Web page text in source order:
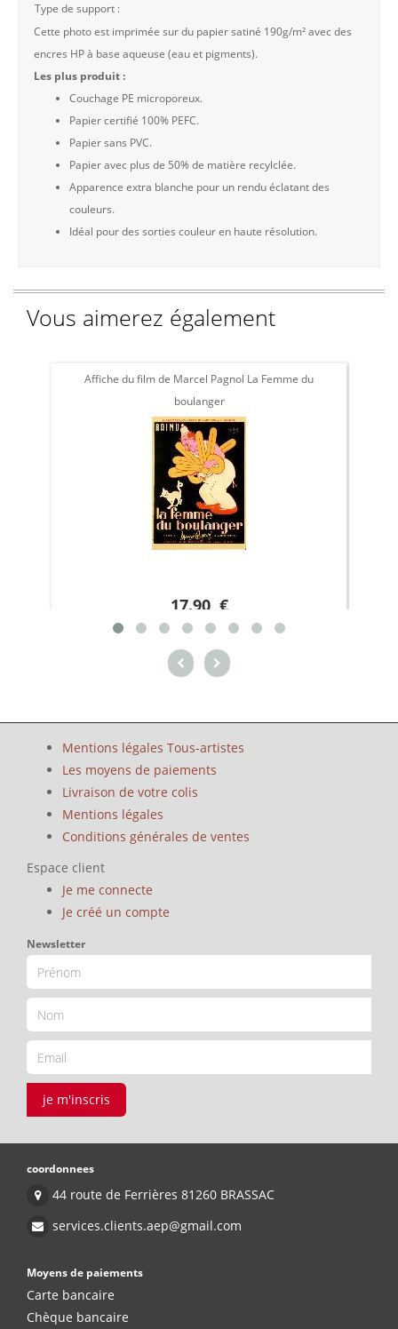
Type de support :
Cette photo est imprimée sur du papier satiné 190g/m² avec des
encres HP à base aqueuse (eau et pigments).
Les plus produit :
Couchage PE microporeux.
Papier certifié 100% PEFC.
Papier sans PVC.
Papier avec plus de 50% de matière recylclée.
Apparence extra blanche pour un rendu éclatant des
couleurs.
Idéal pour des sorties couleur en haute résolution.
Vous aimerez également
Affiche du film de Marcel Pagnol La Femme du
boulanger
17.90 €
Mentions légales Tous-artistes
Les moyens de paiements
Livraison de votre colis
Mentions légales
Conditions générales de ventes
Espace client
Je me connecte
Je créé un compte
Newsletter
je m'inscris
coordonnees
44 route de Ferrières 81260 BRASSAC
services.clients.aep@gmail.com
Moyens de paiements
Carte bancaire
Chèque bancaire